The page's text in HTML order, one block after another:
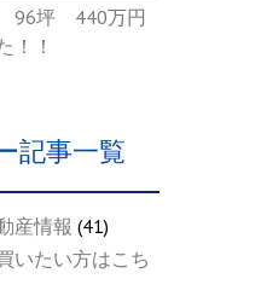
96坪 440万円
！！
記事一覧
産情報 (41)
いたい方はこち